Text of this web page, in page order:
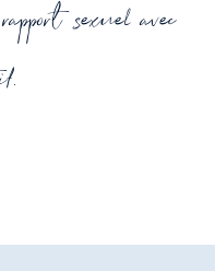
sexuel avec